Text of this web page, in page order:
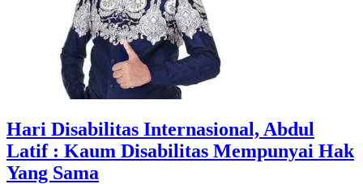
Hari Disabilitas Internasional, Abdul
Latif : Kaum Disabilitas Mempunyai Hak
Yang Sama